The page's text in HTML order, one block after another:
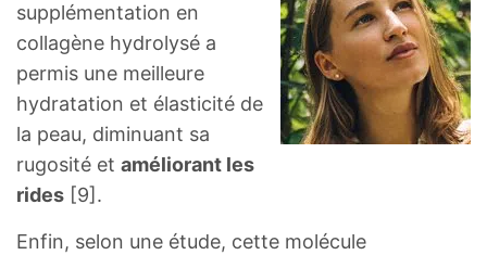
supplémentation en
collagène hydrolysé a
permis une meilleure
hydratation et élasticité de
la peau, diminuant sa
rugosité et améliorant les
rides [9].
Enfin, selon une étude, cette molécule